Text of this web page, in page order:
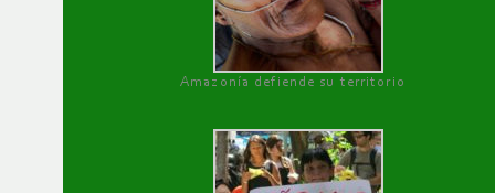
Amazonía defiende su territorio